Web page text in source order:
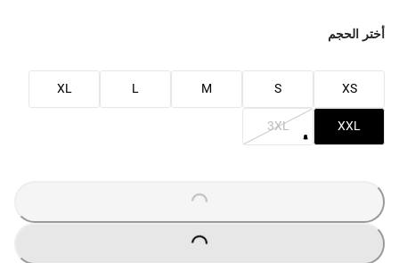
أختر الحجم
XS
S
M
L
XL
XXL
3XL
L
.
L
.